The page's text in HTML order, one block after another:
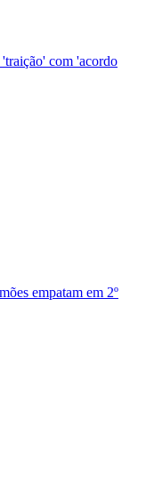
com 'acordo
empatam em 2º